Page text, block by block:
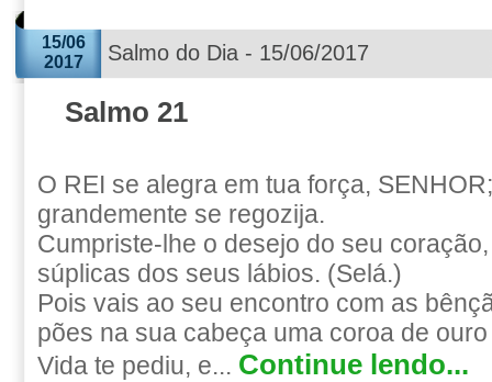
15/06
2017
Salmo do Dia - 15/06/2017
Salmo 21
O REI se alegra em tua força,
grandemente se regozija.
Cumpriste-lhe o desejo do seu
súplicas dos seus lábios. (Selá.)
Pois vais ao seu encontro com as
pões na sua cabeça uma coroa de
Vida te pediu, e... Continue lendo...